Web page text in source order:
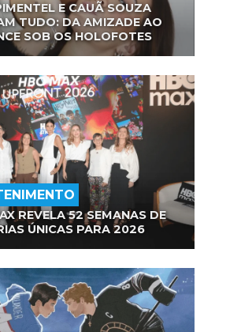
E CAUÃ SOUZA
TUDO: DA AMIZADE AO
SOB OS HOLOFOTES
REVELA 52 SEMANAS DE
ÚNICAS PARA 2026